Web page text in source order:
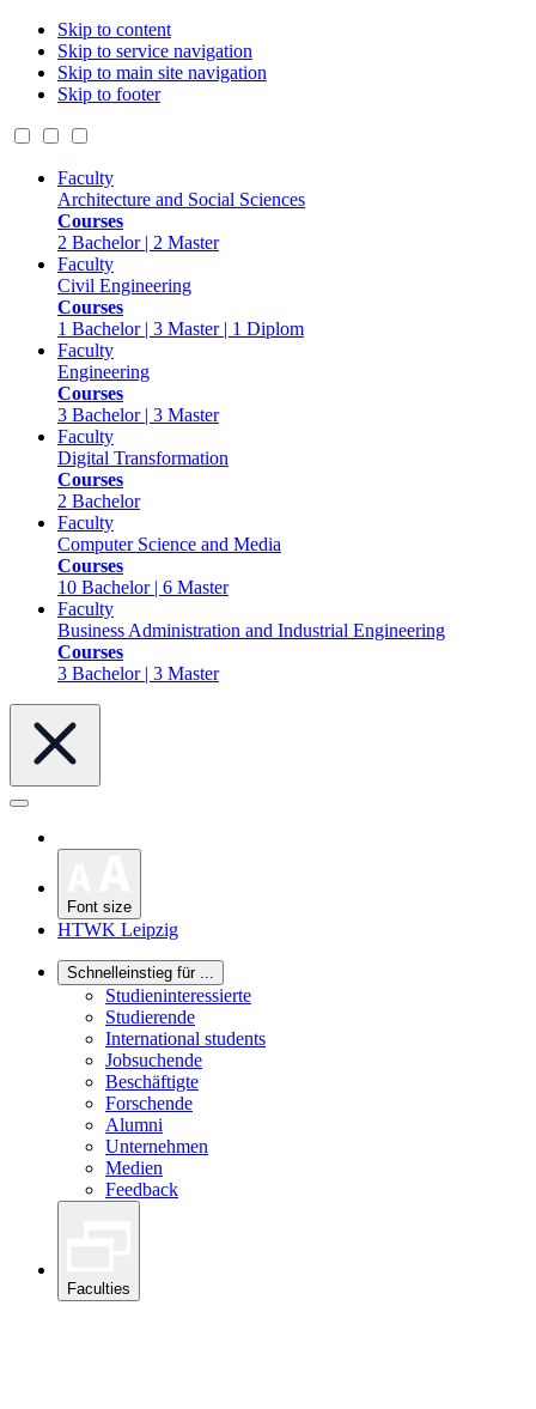
Skip to content
Skip to service navigation
Skip to main site navigation
Skip to footer
Faculty
Architecture and Social Sciences
Courses
2 Bachelor | 2 Master
Faculty
Civil Engineering
Courses
1 Bachelor | 3 Master | 1 Diplom
Faculty
Engineering
Courses
3 Bachelor | 3 Master
Faculty
Digital Transformation
Courses
2 Bachelor
Faculty
Computer Science and Media
Courses
10 Bachelor | 6 Master
Faculty
Business Administration and Industrial Engineering
Courses
3 Bachelor | 3 Master
Font size
HTWK Leipzig
Schnelleinstieg für ...
Studieninteressierte
Studierende
International students
Jobsuchende
Beschäftigte
Forschende
Alumni
Unternehmen
Medien
Feedback
Faculties